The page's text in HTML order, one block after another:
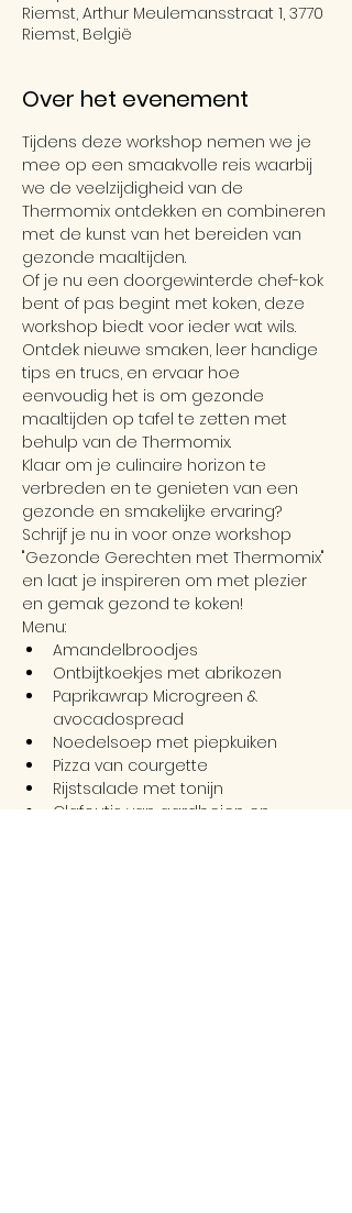
Riemst, Arthur Meulemansstraat 1, 3770
Riemst, België
Over het evenement
Tijdens deze workshop nemen we je
mee op een smaakvolle reis waarbij
we de veelzijdigheid van de
Thermomix ontdekken en combineren
met de kunst van het bereiden van
gezonde maaltijden.
Of je nu een doorgewinterde chef-kok
bent of pas begint met koken, deze
workshop biedt voor ieder wat wils.
Ontdek nieuwe smaken, leer handige
tips en trucs, en ervaar hoe
eenvoudig het is om gezonde
maaltijden op tafel te zetten met
behulp van de Thermomix.
Klaar om je culinaire horizon te
verbreden en te genieten van een
gezonde en smakelijke ervaring?
Schrijf je nu in voor onze workshop
"Gezonde Gerechten met Thermomix"
en laat je inspireren om met plezier
en gemak gezond te koken!
Menu:
Amandelbroodjes
Ontbijtkoekjes met abrikozen
Paprikawrap Microgreen &
avocadospread
Noedelsoep met piepkuiken
Pizza van courgette
Rijstsalade met tonijn
Clafoutis van aardbeien en